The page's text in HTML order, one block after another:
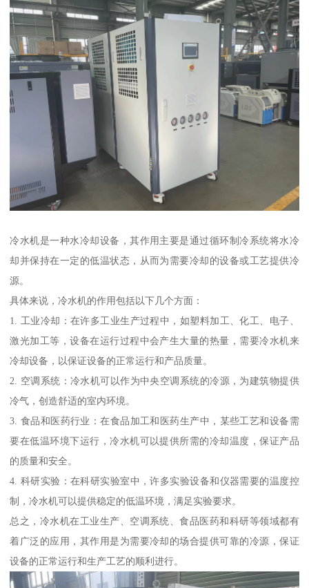
冷水机是一种水冷却设备，其作用主要是通过循环制冷系统将水冷
却并保持在一定的低温状态，从而为需要冷却的设备或工艺提供冷
源。
具体来说，冷水机的作用包括以下几个方面：
1. 工业冷却：在许多工业生产过程中，如塑料加工、化工、电子、
激光加工等，设备在运行过程中会产生大量的热量，需要冷水机来
冷却设备，以保证设备的正常运行和产品质量。
2. 空调系统：冷水机可以作为中央空调系统的冷源，为建筑物提供
冷气，创造舒适的室内环境。
3. 食品和医药行业：在食品加工和医药生产中，某些工艺和设备需
要在低温环境下运行，冷水机可以提供所需的冷却温度，保证产品
的质量和安全。
4. 科研实验：在科研实验室中，许多实验设备和仪器需要的温度控
制，冷水机可以提供稳定的低温环境，满足实验要求。
总之，冷水机在工业生产、空调系统、食品医药和科研等领域都有
着广泛的应用，其作用是为需要冷却的场合提供可靠的冷源，保证
设备的正常运行和生产工艺的顺利进行。